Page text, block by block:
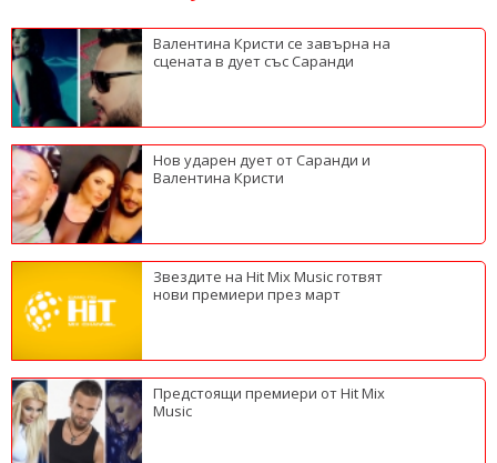
Валентина Кристи се завърна на
сцената в дует със Саранди
Нов ударен дует от Саранди и
Валентина Кристи
Звездите на Hit Mix Music готвят
нови премиери през март
Предстоящи премиери от Hit Mix
Music